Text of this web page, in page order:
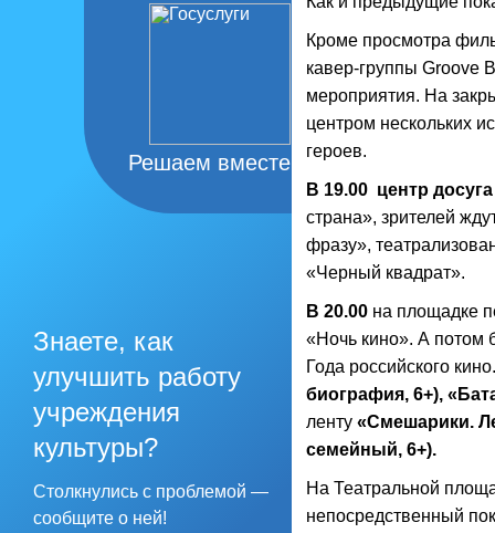
Решаем вместе
Знаете, как
улучшить работу
учреждения
культуры?
Столкнулись с проблемой —
сообщите о ней!
Кроме просмотра
кавер-группы Groove
мероприятия. На
центром нескольких
героев.
В 19.00 центр
страна», зрителей
фразу»,
«Черный квадрат».
В 20.00 на площадке
«Ночь кино». А потом
Года российского
биография, 6+),
ленту «Смешарики.
семейный, 6+).
На Театральной
непосредственный